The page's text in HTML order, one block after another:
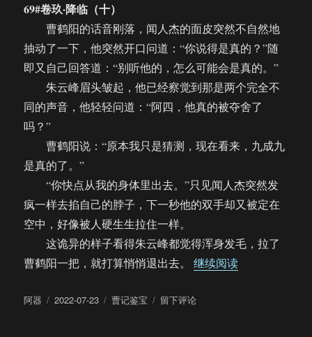
69#卷玖·降临（十）
曹鹤阳的话音刚落，闻人杰的面皮突然不自然地
抽动了一下，他突然开口问道：“你说得是真的？”随
即又自己回答道：“别听他的，怎么可能会是真的。”
朱云峰眉头皱起，他已经察觉到那是两个完全不
同的声音，他轻轻问道：“阿四，他真的被夺舍了
吗？”
曹鹤阳说：“原本我只是猜测，现在看来，九成九
是真的了。”
“你快点从我的身体里出去。”只见闻人杰突然发
疯一样去掐自己的脖子，下一秒他的双手却又被定在
空中，好像被人硬生生拉住一样。
这诡异的样子看得朱云峰都觉得浑身发毛，拉了
曹鹤阳一把，就打算悄悄退出去。继续阅读“【饼四/AU】
作
阿器
发
2022-07-23
分
曹记鉴宝
于
留下评论